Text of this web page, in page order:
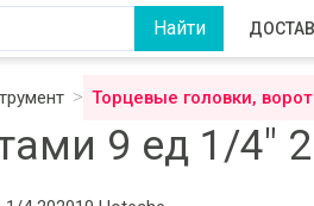
Торцевые головки,
9 ед 1/4"